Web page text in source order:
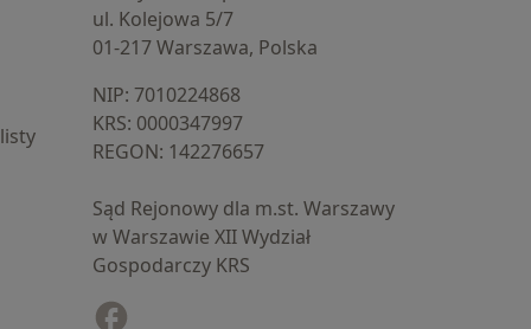
ul. Kolejowa 5/7
01-217 Warszawa, Polska
NIP: ⁠7010224868
KRS: ⁠0000347997
REGON: ⁠142276657
Sąd Rejonowy dla m.st. Warszawy
w Warszawie XII Wydział
Gospodarczy KRS